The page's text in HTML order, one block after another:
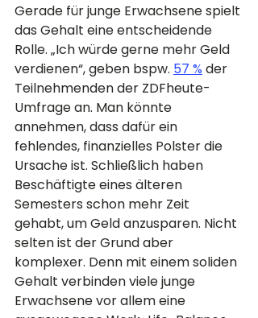
Gerade für junge Erwachsene spielt
das Gehalt eine entscheidende
Rolle. „Ich würde gerne mehr Geld
verdienen“, geben bspw. 57 % der
Teilnehmenden der ZDFheute-
Umfrage an. Man könnte
annehmen, dass dafür ein
fehlendes, finanzielles Polster die
Ursache ist. Schließlich haben
Beschäftigte eines älteren
Semesters schon mehr Zeit
gehabt, um Geld anzusparen. Nicht
selten ist der Grund aber
komplexer. Denn mit einem soliden
Gehalt verbinden viele junge
Erwachsene vor allem eine